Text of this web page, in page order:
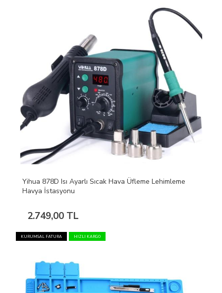
Yihua 878D Isı Ayarlı Sıcak Hava Üfleme Lehimleme
Havya İstasyonu
2.749,00 TL
KURUMSAL FATURA HIZLI KARGO